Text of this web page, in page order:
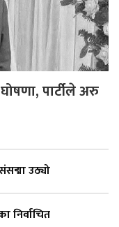
पार्टीले अरु
उठ्यो
निर्वाचित